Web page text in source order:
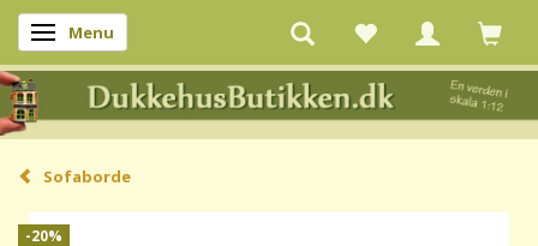
Skifte navigation
Menu
Sofaborde
-20%